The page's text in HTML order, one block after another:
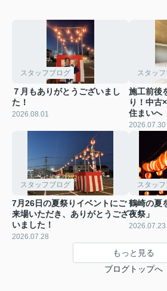
スタッフブログ
７月もありがとうございまし
た！
2026.08.01
スタッ
施工前後
り！中古
住まいへ
2026.07.30
スタッフブログ
7月26日の夏祭りイベントにご
来場いただき、ありがとうござ
いました！
2026.07.28
スタッ
鶴崎の夏
夜祭」
2026.07.23
もっと見る
ブログトップへ